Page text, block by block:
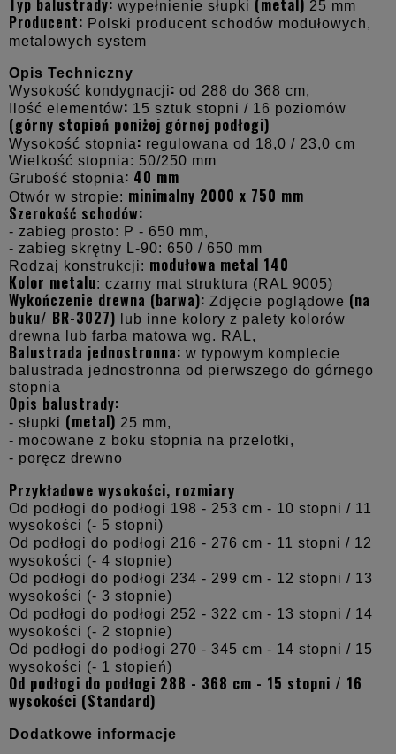
Typ balustrady: wypełnienie słupki (metal) 25 mm
Producent: Polski producent schodów modułowych,
metalowych system
Opis Techniczny
Wysokość kondygnacji: od 288 do 368 cm,
Ilość elementów: 15 sztuk stopni / 16 poziomów
(górny stopień poniżej górnej podłogi)
Wysokość stopnia: regulowana od 18,0 / 23,0 cm
Wielkość stopnia: 50/250 mm
Grubość stopnia: 40 mm
Otwór w stropie: minimalny 2000 x 750 mm
Szerokość schodów:
- zabieg prosto: P - 650 mm,
- zabieg skrętny L-90: 650 / 650 mm
Rodzaj konstrukcji: modułowa metal 140
Kolor metalu: czarny mat struktura (RAL 9005)
Wykończenie drewna (barwa): Zdjęcie poglądowe (na
buku/ BR-3027) lub inne kolory z palety kolorów
drewna lub farba matowa wg. RAL,
Balustrada jednostronna: w typowym komplecie
balustrada jednostronna od pierwszego do górnego
stopnia
Opis balustrady:
- słupki (metal) 25 mm,
- mocowane z boku stopnia na przelotki,
- poręcz drewno
Przykładowe wysokości, rozmiary
Od podłogi do podłogi 198 - 253 cm - 10 stopni / 11
wysokości (- 5 stopni)
Od podłogi do podłogi 216 - 276 cm - 11 stopni / 12
wysokości (- 4 stopnie)
Od podłogi do podłogi 234 - 299 cm - 12 stopni / 13
wysokości (- 3 stopnie)
Od podłogi do podłogi 252 - 322 cm - 13 stopni / 14
wysokości (- 2 stopnie)
Od podłogi do podłogi 270 - 345 cm - 14 stopni / 15
wysokości (- 1 stopień)
Od podłogi do podłogi 288 - 368 cm - 15 stopni / 16
wysokości (Standard)
Dodatkowe informacje